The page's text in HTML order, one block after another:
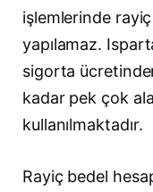
işlemlerinde
yapılamaz.
sigorta
kadar pek çok
kullanılmaktadır.
Rayiç bedel